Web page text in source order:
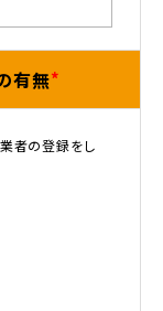
有無
者の登録をし